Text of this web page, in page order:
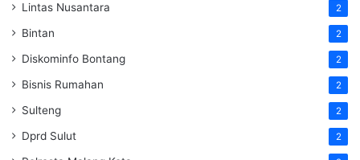
Lintas Nusantara 2
Bintan 2
Diskominfo Bontang 2
Bisnis Rumahan 2
Sulteng 2
Dprd Sulut 2